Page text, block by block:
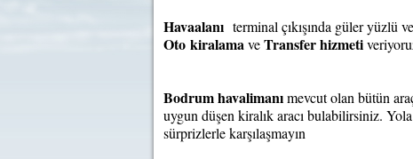
Havaalanı terminal çıkışında güler yüzlü
Oto kiralamaveTransferhizmeti
Bodrum havalimanımevcut olan bütün
uygun düşen kiralık aracı bulabilirsiniz.
sürprizlerle karşılaşmayın